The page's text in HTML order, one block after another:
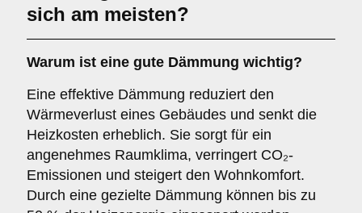
sich am meisten?
Warum ist eine gute Dämmung wichtig?
Eine effektive Dämmung reduziert den
Wärmeverlust eines Gebäudes und senkt die
Heizkosten erheblich. Sie sorgt für ein
angenehmes Raumklima, verringert CO₂-
Emissionen und steigert den Wohnkomfort.
Durch eine gezielte Dämmung können bis zu